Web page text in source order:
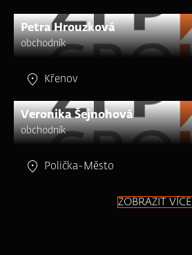
Petra Hrouzková
obchodník
Křenov
Veronika Šejnohová
obchodník
Polička-Město
ZOBRAZIT VÍCE